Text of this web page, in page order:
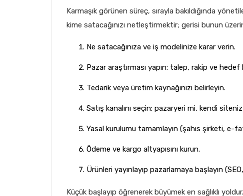
Karmaşık görünen süreç, sırayla bakıldığında
kime satacağınızı netleştirmektir; gerisi bunun
Ne satacağınıza ve iş modelinize karar verin.
Pazar araştırması yapın: talep, rakip ve hedef
Tedarik veya üretim kaynağınızı belirleyin.
Satış kanalını seçin: pazaryeri mi, kendi
Yasal kurulumu tamamlayın (şahıs şirketi, e-
Ödeme ve kargo altyapısını kurun.
Ürünleri yayınlayıp pazarlamaya başlayın
Küçük başlayıp öğrenerek büyümek en sağlıklı